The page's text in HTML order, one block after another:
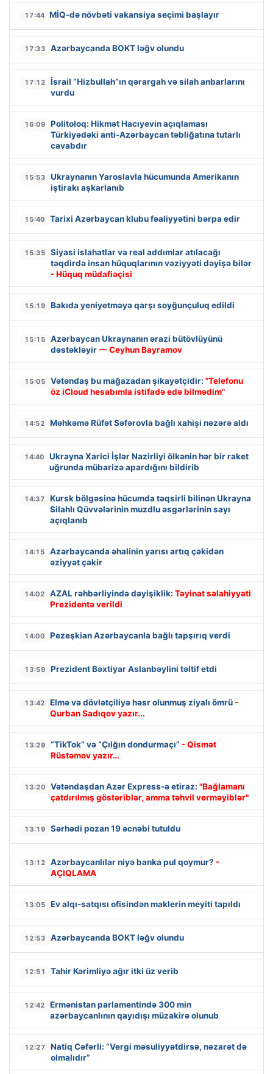
17:44 MİQ-də növbəti vakansiya seçimi başlayır
17:33 Azərbaycanda BOKT ləğv olundu
17:12
İsrail “Hizbullah”ın qərargah və silah anbarlarını
vurdu
16:09
Politoloq: Hikmət Hacıyevin açıqlaması
Türkiyədəki anti-Azərbaycan təbliğatına tutarlı
cavabdır
15:53
Ukraynanın Yaroslavla hücumunda Amerikanın
iştirakı aşkarlanıb
15:40 Tarixi Azərbaycan klubu fəaliyyətini bərpa edir
15:35
Siyasi islahatlar və real addımlar atılacağı
təqdirdə insan hüquqlarının vəziyyəti dəyişə bilər
- Hüquq müdafiəçisi
15:19 Bakıda yeniyetməyə qarşı soyğunçuluq edildi
15:15
Azərbaycan Ukraynanın ərazi bütövlüyünü
dəstəkləyir— Ceyhun Bayramov
15:05 Vətəndaş bu mağazadan şikayətçidir: "Telefonu
öz iCloud hesabımla istifadə edə bilmədim"
14:52 Məhkəmə Rüfət Səfərovla bağlı xahişi nəzərə aldı
14:40
Ukrayna Xarici İşlər Nazirliyi ölkənin hər bir raket
uğrunda mübarizə apardığını bildirib
14:37
Kursk bölgəsinə hücumda təqsirli bilinən Ukrayna
Silahlı Qüvvələrinin muzdlu əsgərlərinin sayı
açıqlanıb
14:15
Azərbaycanda əhalinin yarısı artıq çəkidən
əziyyət çəkir
14:02 AZAL rəhbərliyində dəyişiklik: Təyinat səlahiyyəti
Prezidentə verildi
14:00 Pezeşkian Azərbaycanla bağlı tapşırıq verdi
13:59 Prezident Bəxtiyar Aslanbəylini təltif etdi
13:42 Elmə və dövlətçiliyə həsr olunmuş ziyalı ömrü -
Qurban Sadıqov yazır...
13:29 “TikTok” və “Çılğın dondurmaçı” - Qismət
Rüstəmov yazır…
13:20 Vətəndaşdan Azər Express-ə etiraz: "Bağlamanı
çatdırılmış göstəriblər, amma təhvil verməyiblər"
13:19 Sərhədi pozan 19 əcnəbi tutuldu
13:12 Azərbaycanlılar niyə banka pul qoymur? -
AÇIQLAMA
13:05 Ev alqı-satqısı ofisindən maklerin meyiti tapıldı
12:53 Azərbaycanda BOKT ləğv olundu
12:51 Tahir Kərimliyə ağır itki üz verib
12:42
Ermənistan parlamentində 300 min
azərbaycanlının qayıdışı müzakirə olunub
12:27
Natiq Cəfərli: “Vergi məsuliyyətdirsə, nəzarət də
olmalıdır”